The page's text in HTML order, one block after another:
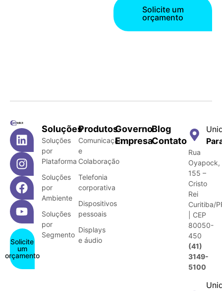
Solicite um
orçamento
Solicite
um
orçamento
Soluções
Soluções
por
Plataforma
Soluções
por
Ambiente
Soluções
por
Segmento
Produtos
Comunicação
e
Colaboração
Telefonia
corporativa
Dispositivos
pessoais
Displays
e áudio
Governo
Empresa
Blog
Contato
Rua
Oyapock,
155 –
Cristo
Rei
Curitiba/
| CEP
80050-
450
(41)
3149-
5100